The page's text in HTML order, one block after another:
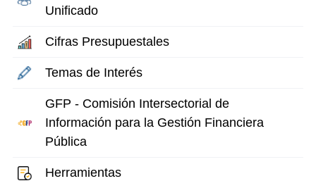
Unificado
Cifras Presupuestales
Temas de Interés
GFP - Comisión Intersectorial de
Información para la Gestión Financiera
Pública
Herramientas